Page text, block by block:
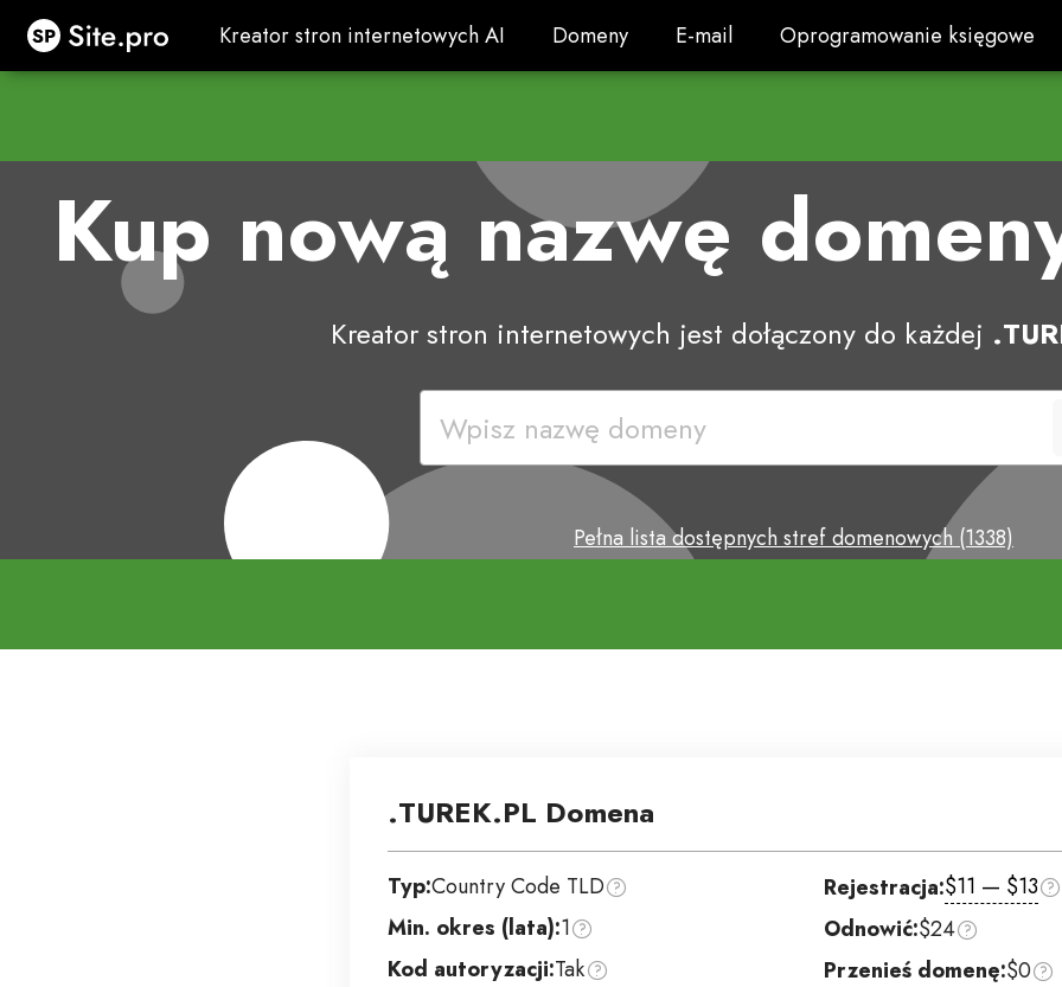
Site.pro Kreator stron internetowych AI
Kreator stron internetowych AI Domeny
Domeny E-mail
E-mail Oprogramowanie księgowe
Oprogramowanie księgowe
Kup nową nazwę
Kreator stron internetowych jest dołączony do każdej
Pełna lista dostępnych stref domenowych (1338)
.TUREK.PL Domena
Typ:Country Code TLD
Min. okres (lata):1
Kod autoryzacji:Tak
Rejestracja:$11 — $13
Odnowić:$24
Przenieś domenę:$0